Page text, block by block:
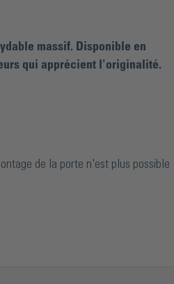
massif. Disponible en
qui apprécient l'originalité.
de la porte n'est plus possible